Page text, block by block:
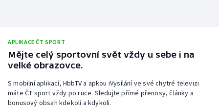
APLIKACE ČT SPORT
Mějte celý sportovní svět vždy u sebe i na
velké obrazovce.
S mobilní aplikací, HbbTV a apkou iVysílání ve své chytré televizi
máte ČT sport vždy po ruce. Sledujte přímé přenosy, články a
bonusový obsah kdekoli a kdykoli.